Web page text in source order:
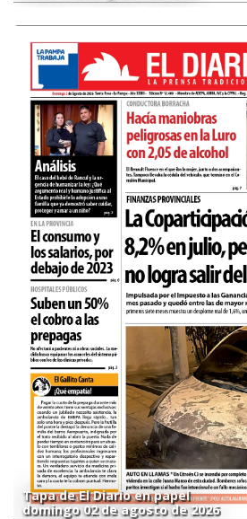
Tapa de El Diario en papel
domingo 02 de agosto de 2026